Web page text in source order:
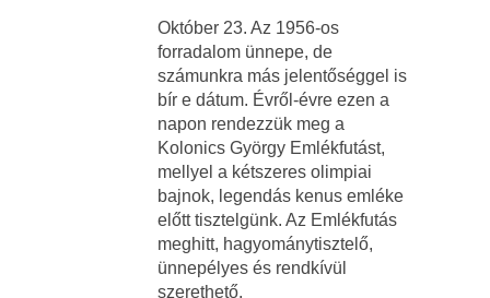
Október 23. Az 1956-os
forradalom ünnepe, de
számunkra más jelentőséggel is
bír e dátum. Évről-évre ezen a
napon rendezzük meg a
Kolonics György Emlékfutást,
mellyel a kétszeres olimpiai
bajnok, legendás kenus emléke
előtt tisztelgünk. Az Emlékfutás
meghitt, hagyománytisztelő,
ünnepélyes és rendkívül
szerethető.